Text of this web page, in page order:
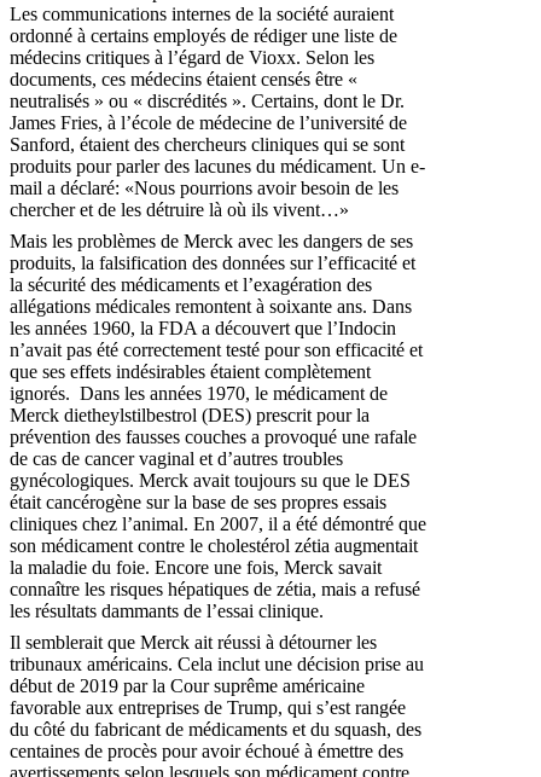
Les communications internes de la société auraient
ordonné à certains employés de rédiger une liste de
médecins critiques à l’égard de Vioxx. Selon les
documents, ces médecins étaient censés être «
neutralisés » ou « discrédités ». Certains, dont le Dr.
James Fries, à l’école de médecine de l’université de
Sanford, étaient des chercheurs cliniques qui se sont
produits pour parler des lacunes du médicament. Un e-
mail a déclaré: «Nous pourrions avoir besoin de les
chercher et de les détruire là où ils vivent…»
Mais les problèmes de Merck avec les dangers de ses
produits, la falsification des données sur l’efficacité et
la sécurité des médicaments et l’exagération des
allégations médicales remontent à soixante ans. Dans
les années 1960, la FDA a découvert que l’Indocin
n’avait pas été correctement testé pour son efficacité et
que ses effets indésirables étaient complètement
ignorés. Dans les années 1970, le médicament de
Merck dietheylstilbestrol (DES) prescrit pour la
prévention des fausses couches a provoqué une rafale
de cas de cancer vaginal et d’autres troubles
gynécologiques. Merck avait toujours su que le DES
était cancérogène sur la base de ses propres essais
cliniques chez l’animal. En 2007, il a été démontré que
son médicament contre le cholestérol zétia augmentait
la maladie du foie. Encore une fois, Merck savait
connaître les risques hépatiques de zétia, mais a refusé
les résultats dammants de l’essai clinique.
Il semblerait que Merck ait réussi à détourner les
tribunaux américains. Cela inclut une décision prise au
début de 2019 par la Cour suprême américaine
favorable aux entreprises de Trump, qui s’est rangée
du côté du fabricant de médicaments et du squash, des
centaines de procès pour avoir échoué à émettre des
avertissements selon lesquels son médicament contre